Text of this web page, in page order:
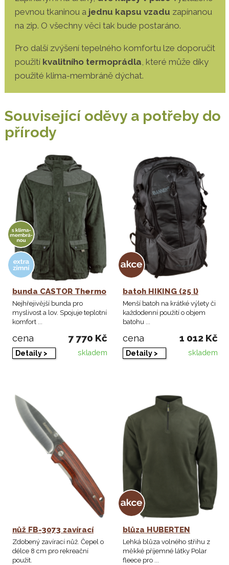
pevnou tkaninou a jednu kapsu vzadu zapínanou
na zip. O všechny věci tak bude postaráno.
Pro další zvýšení tepelného komfortu lze doporučit
použití kvalitního termoprádla, které může díky
použité klima-membráně dýchat.
Související oděvy a potřeby do
přírody
bunda CASTOR Thermo
Nejhřejivější bunda pro
myslivost a lov. Spojuje teplotní
komfort ...
cena 7 770 Kč
Detaily > skladem
batoh HIKING (25 l)
Menší batoh na krátké výlety či
každodenní použití o objem
batohu ...
cena 1 012 Kč
Detaily > skladem
nůž FB-3073 zavírací
Zdobený zavírací nůž. Čepel o
délce 8 cm pro rekreační
použit.
blůza HUBERTEN
Lehká blůza volného střihu z
měkké příjemné látky Polar
fleece pro ...